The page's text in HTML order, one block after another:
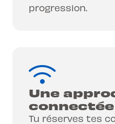
progression.
Une
connectée
Tu réserves tes